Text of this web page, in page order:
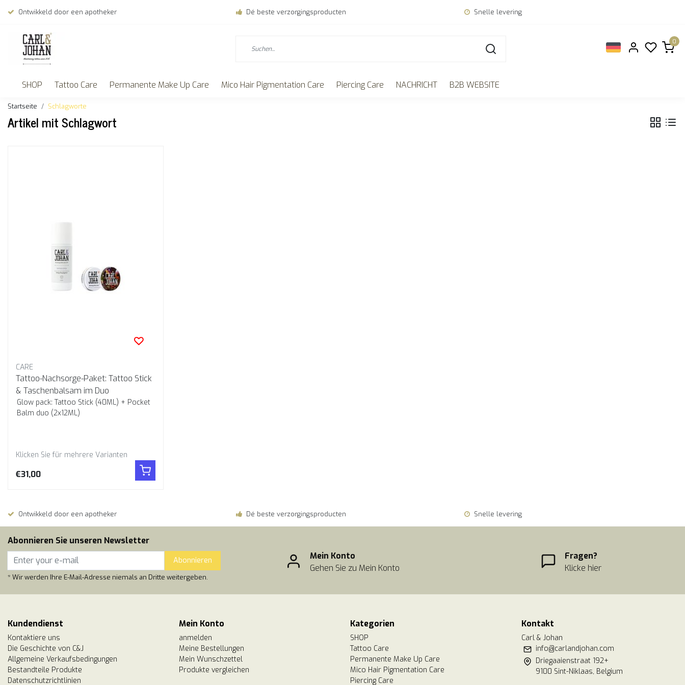
Ontwikkeld door een apotheker Dé beste verzorgingsproducten Snelle levering
0
SHOP Tattoo Care Permanente Make Up Care Mico Hair Pigmentation Care Piercing Care NACHRICHT B2B WEBSITE
Startseite Schlagworte
Artikel mit Schlagwort
CARE
Tattoo-Nachsorge-Paket: Tattoo Stick
& Taschenbalsam im Duo
Glow pack: Tattoo Stick (40ML) + Pocket
Balm duo (2x12ML)
Klicken Sie für mehrere Varianten
€31,00
Ontwikkeld door een apotheker Dé beste verzorgingsproducten Snelle levering
Abonnieren Sie unseren Newsletter
Abonnieren
* Wir werden Ihre E-Mail-Adresse niemals an Dritte weitergeben.
Mein Konto
Gehen Sie zu Mein Konto
Fragen?
Klicke hier
Kundendienst
Kontaktiere uns
Die Geschichte von C&J
Allgemeine Verkaufsbedingungen
Bestandteile Produkte
Datenschutzrichtlinien
Mein Konto
anmelden
Meine Bestellungen
Mein Wunschzettel
Produkte vergleichen
Kategorien
SHOP
Tattoo Care
Permanente Make Up Care
Mico Hair Pigmentation Care
Piercing Care
Kontakt
Carl & Johan
info@carlandjohan.com
Driegaaienstraat 192+
9100 Sint-Niklaas, Belgium